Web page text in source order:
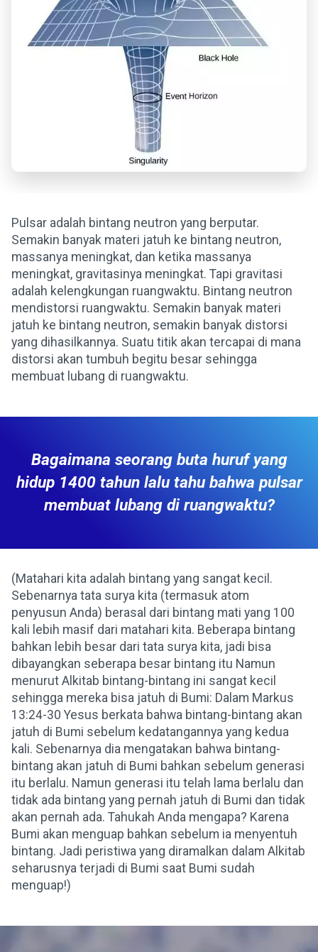
Pulsar adalah bintang neutron yang berputar.
Semakin banyak materi jatuh ke bintang neutron,
massanya meningkat, dan ketika massanya
meningkat, gravitasinya meningkat. Tapi gravitasi
adalah kelengkungan ruangwaktu. Bintang neutron
mendistorsi ruangwaktu. Semakin banyak materi
jatuh ke bintang neutron, semakin banyak distorsi
yang dihasilkannya. Suatu titik akan tercapai di mana
distorsi akan tumbuh begitu besar sehingga
membuat lubang di ruangwaktu.
Bagaimana seorang buta huruf yang
hidup 1400 tahun lalu tahu bahwa pulsar
membuat lubang di ruangwaktu?
(Matahari kita adalah bintang yang sangat kecil.
Sebenarnya tata surya kita (termasuk atom
penyusun Anda) berasal dari bintang mati yang 100
kali lebih masif dari matahari kita. Beberapa bintang
bahkan lebih besar dari tata surya kita, jadi bisa
dibayangkan seberapa besar bintang itu Namun
menurut Alkitab bintang-bintang ini sangat kecil
sehingga mereka bisa jatuh di Bumi: Dalam Markus
13:24-30 Yesus berkata bahwa bintang-bintang akan
jatuh di Bumi sebelum kedatangannya yang kedua
kali. Sebenarnya dia mengatakan bahwa bintang-
bintang akan jatuh di Bumi bahkan sebelum generasi
itu berlalu. Namun generasi itu telah lama berlalu dan
tidak ada bintang yang pernah jatuh di Bumi dan tidak
akan pernah ada. Tahukah Anda mengapa? Karena
Bumi akan menguap bahkan sebelum ia menyentuh
bintang. Jadi peristiwa yang diramalkan dalam Alkitab
seharusnya terjadi di Bumi saat Bumi sudah
menguap!)